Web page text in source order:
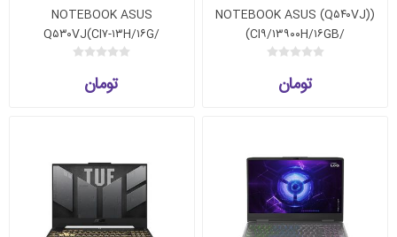
(NOTEBOOK ASUS (Q۵۴۰VJ)
(CI۹/۱۳۹۰۰H/۱۶GB/
۱TB/RTX۳۰۵۰-۶G
تومان
NOTEBOOK ASUS
Q۵۳۰VJ(CI۷-۱۳H/۱۶G/
۵۱۲G/RTX۳۰۵۰-۶G)
تومان